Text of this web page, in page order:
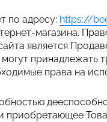
по адресу: https://
магазина.
является
права на